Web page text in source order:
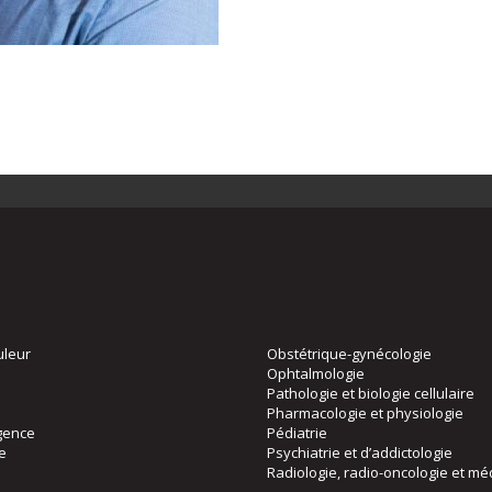
Obstétrique-gynécologie
Ophtalmologie
Pathologie et biologie cellulaire
Pharmacologie et physiologie
Pédiatrie
Psychiatrie et d’addictologie
Radiologie, radio-oncologie et